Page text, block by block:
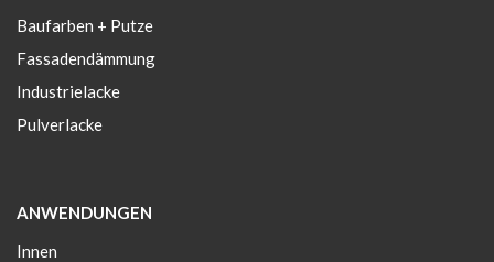
Baufarben + Putze
Fassadendämmung
Industrielacke
Pulverlacke
ANWENDUNGEN
Innen